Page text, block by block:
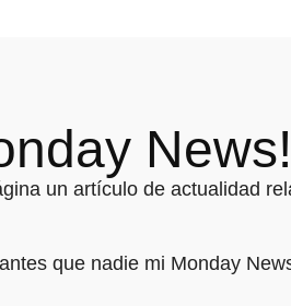
News!
un artículo de actualidad
que nadie mi Monday